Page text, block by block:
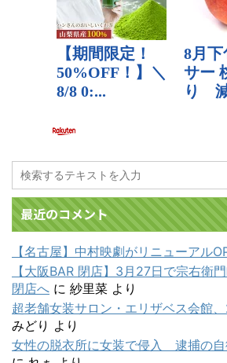
最近のコメント
【名古屋】中村映劇がリニューアル
【大阪BAR 閉店】3月27日で宗右衛
閉店へ に 紗里菜 より
超老舗女装サロン・エリザベス会館
みどり より
女性の脱衣所に女装で侵入 逮捕の自